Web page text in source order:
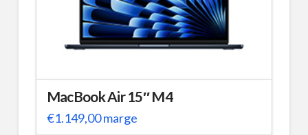
MacBook Air 15″ M4
€1.149,00marge